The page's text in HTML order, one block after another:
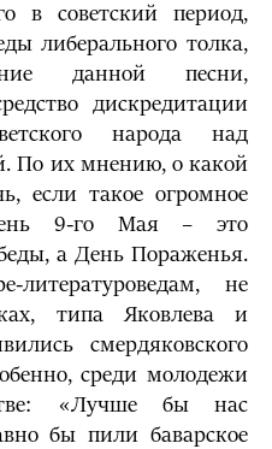
в советский период,
либерального толка,
данной песни,
дискредитации
народа над
По их мнению, о какой
если такое огромное
9-го Мая – это
а День Пораженья.
литературоведам, не
типа Яковлева и
смердяковского
среди молодежи
«Лучше бы нас
бы пили баварское